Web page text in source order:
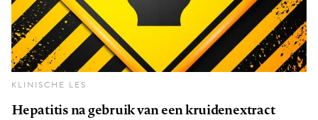
KLINISCHE LES
Hepatitis na gebruik van een kruidenextract